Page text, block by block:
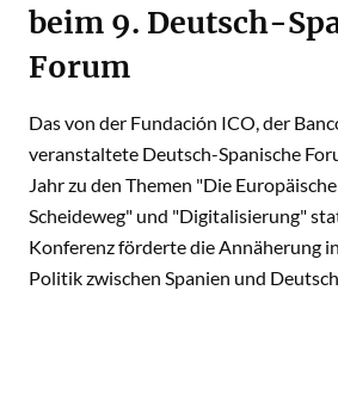
beim 9. Deutsch-
Forum
Das von der Fundación ICO, der
veranstaltete Deutsch-Spanische
Jahr zu den Themen "Die
Scheideweg" und "Digitalisierung"
Konferenz förderte die Annäherung
Politik zwischen Spanien und